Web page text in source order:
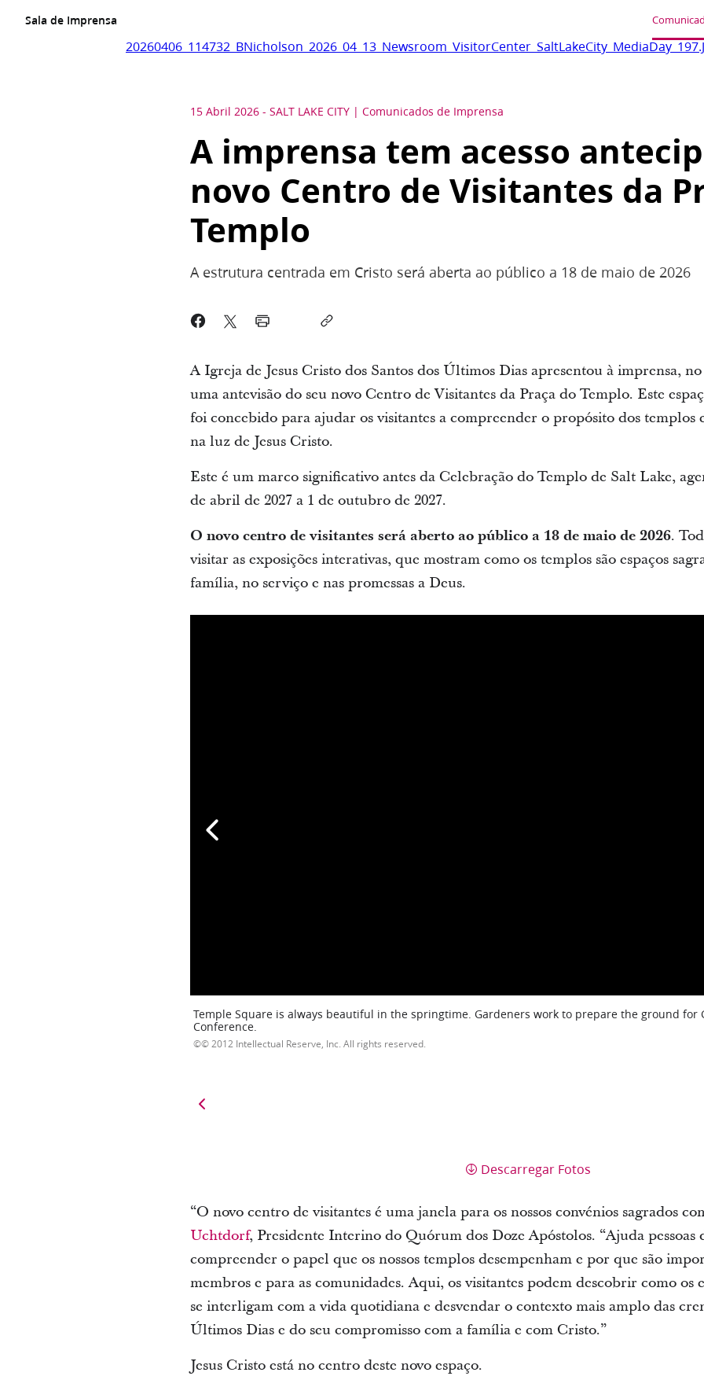
Sala de Imprensa
15 Abril 2026 - SALT LAKE CITY Comunicados de Imprensa
A imprensa tem acesso
novo Centro de Visitantes da
Templo
A estrutura centrada em Cristo será aberta ao público a 18 de maio de 2026
A Igreja de Jesus Cristo dos Santos dos Últimos Dias apresentou à imprensa,
uma antevisão do seu novo Centro de Visitantes da Praça do Templo. Este
foi concebido para ajudar os visitantes a compreender o propósito dos templos
na luz de Jesus Cristo.
Este é um marco significativo antes da Celebração do Templo de Salt Lake,
de abril de 2027 a 1 de outubro de 2027.
O novo centro de visitantes será aberto ao público a 18 de maio de 2026.
visitar as exposições interativas, que mostram como os templos são espaços
família, no serviço e nas promessas a Deus.
Temple Square is always beautiful in the springtime. Gardeners work to prepare the ground for
Conference.
© 2012 Intellectual Reserve, Inc. All rights reserved.
Descarregar Fotos
“O novo centro de visitantes é uma janela para os nossos convénios sagrados
Uchtdorf, Presidente Interino do Quórum dos Doze Apóstolos. “Ajuda pessoas
compreender o papel que os nossos templos desempenham e por que são
membros e para as comunidades. Aqui, os visitantes podem descobrir como os
se interligam com a vida quotidiana e desvendar o contexto mais amplo das
Últimos Dias e do seu compromisso com a família e com Cristo.”
Jesus Cristo está no centro deste novo espaço.